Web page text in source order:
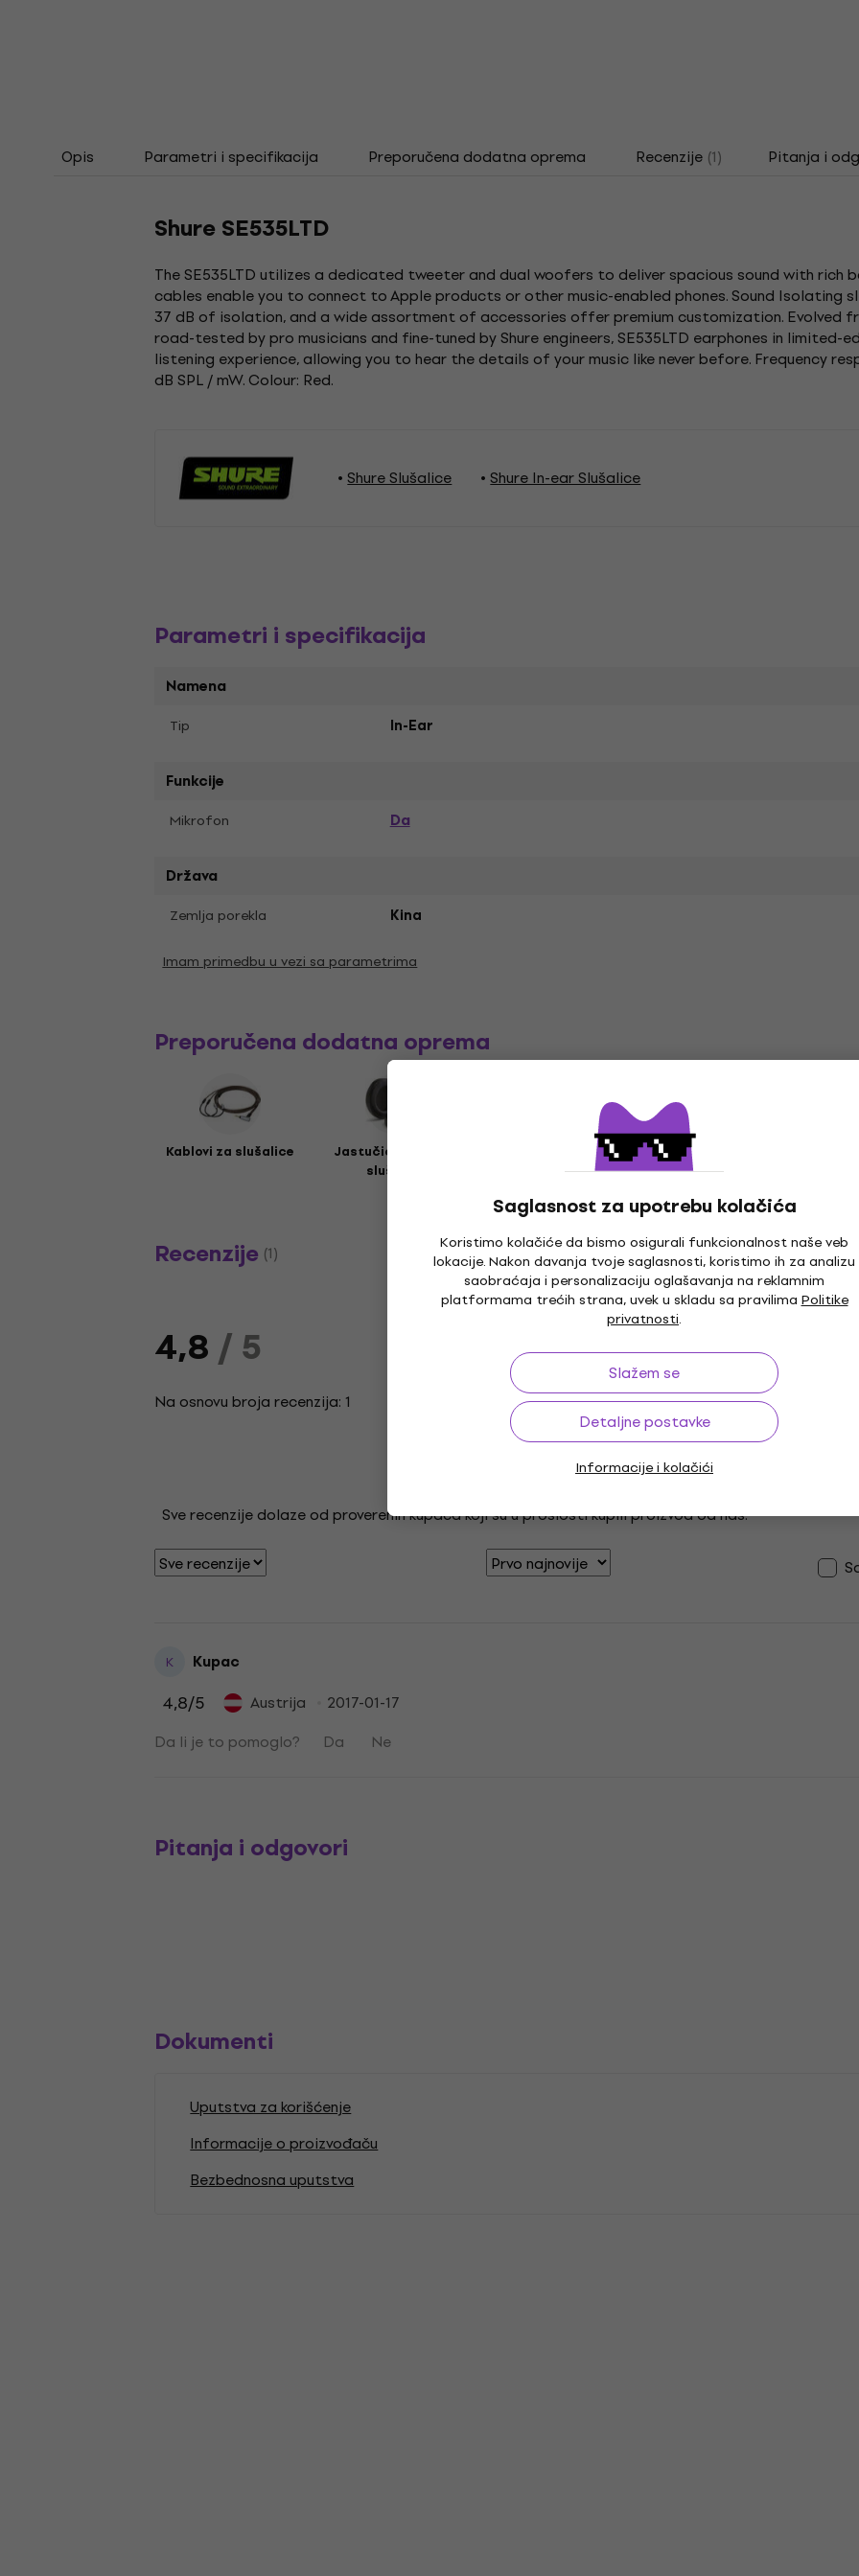
Saglasnost za upotrebu kolačića
Koristimo kolačiće da bismo osigurali funkcionalnost naše veb
lokacije. Nakon davanja tvoje saglasnosti, koristimo ih za analizu
saobraćaja i personalizaciju oglašavanja na reklamnim
platformama trećih strana, uvek u skladu sa pravilimaPolitike
privatnosti.
Slažem se
Detaljne postavke
Informacije i kolačići
Opis Parametri i specifikacija Preporučena dodatna oprema Recenzije (1) Pitanja i
Shure SE535LTD
The SE535LTD utilizes a dedicated tweeter and dual woofers to deliver spacious sound with rich
cables enable you to connect to Apple products or other music-enabled phones. Sound Isolating
37 dB of isolation, and a wide assortment of accessories offer premium customization. Evolved
road-tested by pro musicians and fine-tuned by Shure engineers, SE535LTD earphones in limited-
listening experience, allowing you to hear the details of your music like never before. Frequency
dB SPL / mW. Colour: Red.
Shure Slušalice Shure In-ear Slušalice
Parametri i specifikacija
Namena
Tip In-Ear
Funkcije
Mikrofon Da
Država
Zemlja porekla Kina
Imam primedbu u vezi sa parametrima
Preporučena dodatna oprema
Kablovi za slušalice
Jastučići za uši za
slušalice
Futrole za slušalice
Recenzije (1)
4,8/ 5
Na osnovu broja recenzija: 1
Recenzije kupaca o proizvodu 1
0
0
Sve recenzije dolaze od proverenih kupaca koji su u prošlosti kupili proizvod od nas.
K Kupac
4,8/5 Austrija
2017-01-17
Da li je to pomoglo?
Da Ne
Pitanja i odgovori
Dokumenti
Uputstva za korišćenje
Informacije o proizvođaču
Bezbednosna uputstva